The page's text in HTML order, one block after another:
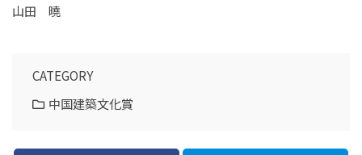
山田 曉
CATEGORY
中国建築文化賞